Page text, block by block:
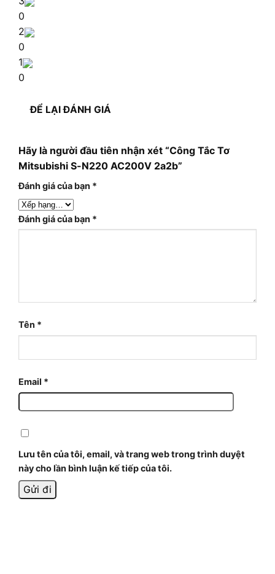
0
2
0
1
0
ĐỂ LẠI ĐÁNH GIÁ
Hãy là người đầu tiên nhận xét “Công Tắc Tơ
Mitsubishi S-N220 AC200V 2a2b”
Đánh giá của bạn *
Đánh giá của bạn *
Tên *
Email *
Lưu tên của tôi, email, và trang web trong trình duyệt
này cho lần bình luận kế tiếp của tôi.